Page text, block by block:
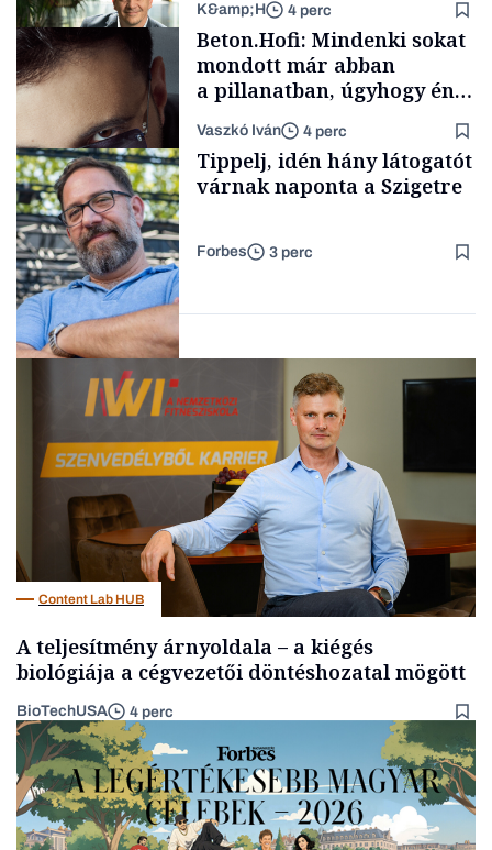
Elszámoltatás
TÁMOGATÓI
TARTALOM
K&amp;H 4 perc
Forbes-sztori
Beton.Hofi: Mindenki sokat
mondott már abban
a pillanatban, úgyhogy én
a legsarkosabb
gondolataimat akartam
kimondani
Vaszkó Iván 4 perc
Tippelj, idén hány látogatót
várnak naponta a Szigetre
Forbes 3 perc
Content Lab HUB
A teljesítmény árnyoldala – a kiégés
biológiája a cégvezetői döntéshozatal mögött
BioTechUSA 4 perc